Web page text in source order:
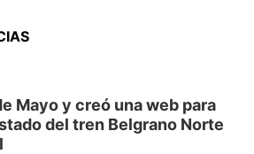
Mayo y creó una web para
del tren Belgrano Norte